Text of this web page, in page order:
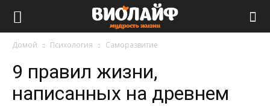
Домой Психология Саморазвитие
9 правил жизни,
написанных на древнем